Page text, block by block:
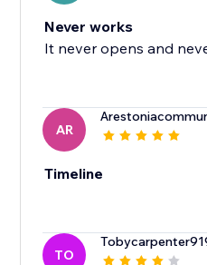
Never works
It never opens and
AR
Timeline
TO